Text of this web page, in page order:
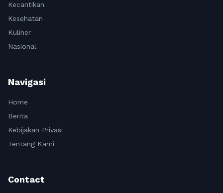
Kecantikan
Kesehatan
Kuliner
Nasional
Navigasi
Home
Berita
Kebijakan Privasi
Tentang Kami
Contact